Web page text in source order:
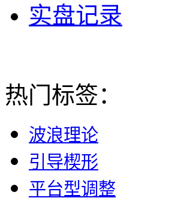
实盘记录
热门标签：
波浪理论
引导楔形
平台型调整